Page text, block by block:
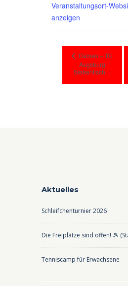
Veranstaltungsort-
anzeigen
Damen – TC
Augsburg
Siebentisch
Aktuelles
Schleifchenturnier 2026
Die Freiplätze sind offen! 🎾
Tenniscamp für Erwachsene